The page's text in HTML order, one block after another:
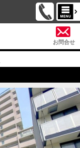
お問合せ